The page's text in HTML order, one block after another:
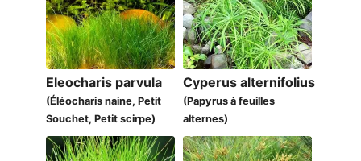
Eleocharis parvula
(Éléocharis naine, Petit
Souchet, Petit scirpe)
Cyperus alternifolius
(Papyrus à feuilles
alternes)